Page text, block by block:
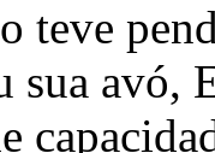
teve
sua avó,